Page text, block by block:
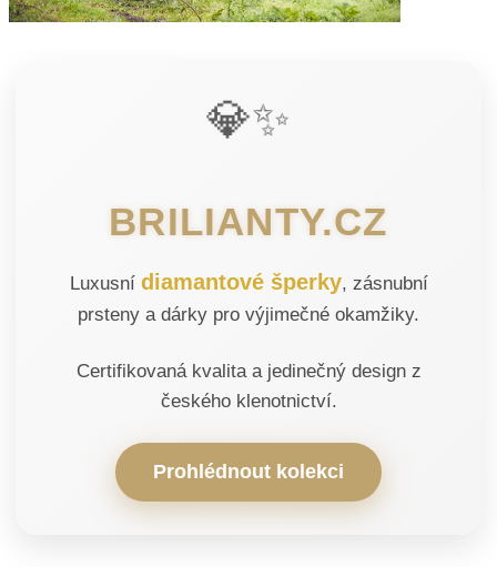
💎✨
BRILIANTY.CZ
Luxusní diamantové šperky, zásnubní
prsteny a dárky pro výjimečné okamžiky.
Certifikovaná kvalita a jedinečný design z
českého klenotnictví.
Prohlédnout kolekci